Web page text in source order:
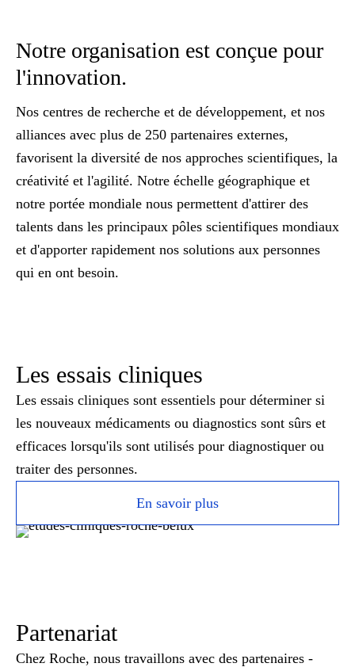
Notre organisation est conçue pour
l'innovation.
Nos centres de recherche et de développement, et nos
alliances avec plus de 250 partenaires externes,
favorisent la diversité de nos approches scientifiques, la
créativité et l'agilité. Notre échelle géographique et
notre portée mondiale nous permettent d'attirer des
talents dans les principaux pôles scientifiques mondiaux
et d'apporter rapidement nos solutions aux personnes
qui en ont besoin.
Les essais cliniques
Les essais cliniques sont essentiels pour déterminer si
les nouveaux médicaments ou diagnostics sont sûrs et
efficaces lorsqu'ils sont utilisés pour diagnostiquer ou
traiter des personnes.
En savoir plus
Partenariat
Chez Roche, nous travaillons avec des partenaires -